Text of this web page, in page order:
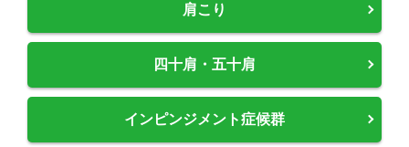
肩こり
四十肩・五十肩
インピンジメント症候群